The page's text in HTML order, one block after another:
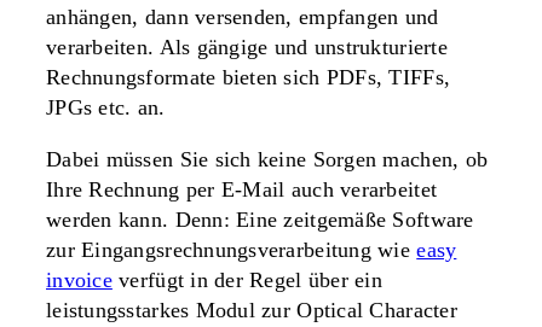
anhängen, dann versenden, empfangen und
verarbeiten. Als gängige und unstrukturierte
Rechnungsformate bieten sich PDFs, TIFFs,
JPGs etc. an.
Dabei müssen Sie sich keine Sorgen machen, ob
Ihre Rechnung per E-Mail auch verarbeitet
werden kann. Denn: Eine zeitgemäße Software
zur Eingangsrechnungsverarbeitung wieeasy
invoiceverfügt in der Regel über ein
leistungsstarkes Modul zur Optical Character